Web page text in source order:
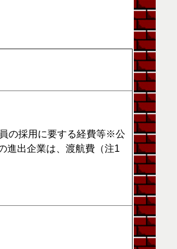
の採用に要する経費等※公
進出企業は、渡航費（注1